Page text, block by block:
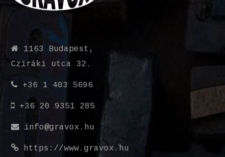
1163 Budapest,
Cziráki utca 32.
+36 1 403 5696
+36 20 9351 285
info@gravox.hu
https://www.gravox.hu